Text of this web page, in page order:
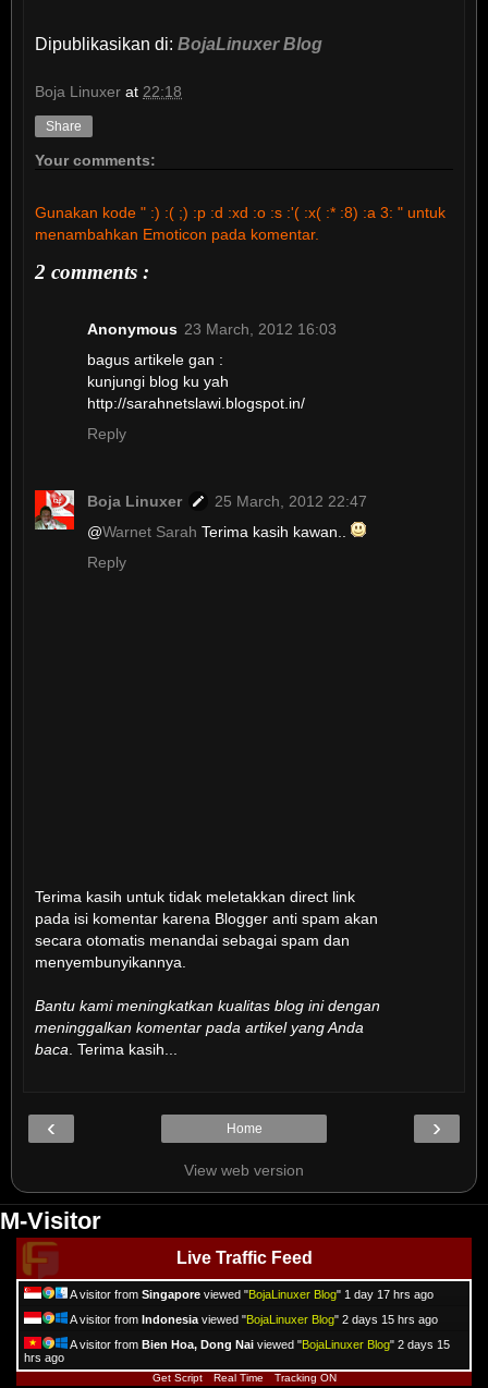
Dipublikasikan di:BojaLinuxer Blog
Boja Linuxer at 22:18
Share
Your comments:
Gunakan kode " :) :( ;) :p :d :xd :o :s :'( :x( :* :8) :a 3: " untuk
menambahkan Emoticon pada komentar.
2 comments :
Anonymous 23 March, 2012 16:03
bagus artikele gan :
kunjungi blog ku yah
http://sarahnetslawi.blogspot.in/
Reply
Boja Linuxer
25 March, 2012 22:47
@Warnet Sarah Terima kasih kawan..
Reply
Terima kasih untuk tidak meletakkan direct link
pada isi komentar karena Blogger anti spam akan
secara otomatis menandai sebagai spam dan
menyembunyikannya.
Bantu kami meningkatkan kualitas blog ini dengan
meninggalkan komentar pada artikel yang Anda
baca . Terima kasih...
‹ ›
Home
View web version
M-Visitor
Live Traffic Feed
A visitor from Singapore viewed "BojaLinuxer Blog" 1 day 17 hrs ago
A visitor from Indonesiaviewed "BojaLinuxer Blog" 2 days 15 hrs ago
A visitor from Bien Hoa, Dong Nai viewed "BojaLinuxer Blog" 2 days 15
hrs ago
Get Script Real Time Tracking ON